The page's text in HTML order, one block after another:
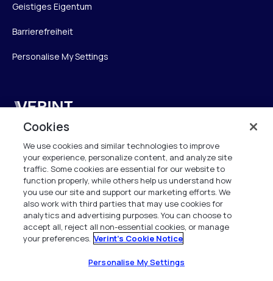
Geistiges Eigentum
Barrierefreiheit
Personalise My Settings
Verint
Verint Systems GmbH
Ziegelteich 29
24103 Kiel
info.de@verint.com
+491733165824
Alle Rechte vorbehalten. 2026
Cookies
We use cookies and similar technologies to improve
your experience, personalize content, and analyze site
traffic. Some cookies are essential for our website to
function properly, while others help us understand how
you use our site and support our marketing efforts. We
also work with third parties that may use cookies for
analytics and advertising purposes. You can choose to
accept all, reject all non-essential cookies, or manage
your preferences. Verint's Cookie Notice
Personalise My Settings